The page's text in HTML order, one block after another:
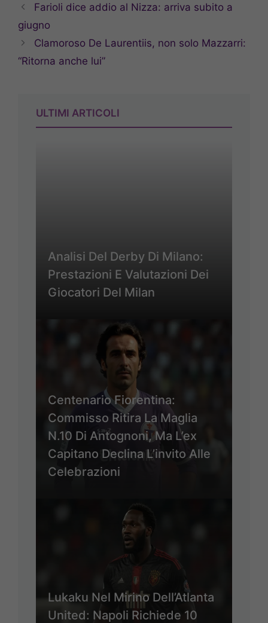
Farioli dice addio al Nizza: arriva subito a
giugno
Clamoroso De Laurentiis, non solo Mazzarri:
“Ritorna anche lui”
ULTIMI ARTICOLI
Analisi Del Derby Di Milano:
Prestazioni E Valutazioni Dei
Giocatori Del Milan
Centenario Fiorentina:
Commisso Ritira La Maglia
N.10 Di Antognoni, Ma L’ex
Capitano Declina L’invito Alle
Celebrazioni
Lukaku Nel Mirino Dell’Atlanta
United: Napoli Richiede 10